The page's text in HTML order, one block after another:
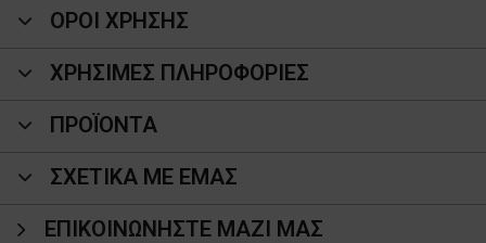
ΟΡΟΙ ΧΡΗΣΗΣ
ΧΡΗΣΙΜΕΣ ΠΛΗΡΟΦΟΡΙΕΣ
ΠΡΟΪΌΝΤΑ
ΣΧΕΤΙΚΑ ΜΕ ΕΜΑΣ
ΕΠΙΚΟΙΝΩΝΉΣΤΕ ΜΑΖΊ ΜΑΣ